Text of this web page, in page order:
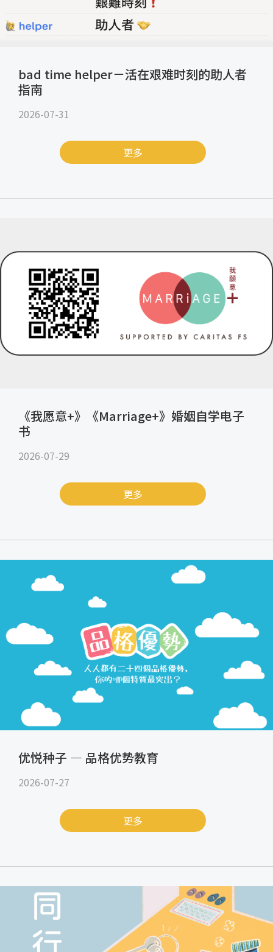
bad time helper－活在艰难时刻的助人者
指南
2026-07-31
更多
《我愿意+》《Marriage+》婚姻自学电子
书
2026-07-29
更多
优悦种子 — 品格优势教育
2026-07-27
更多